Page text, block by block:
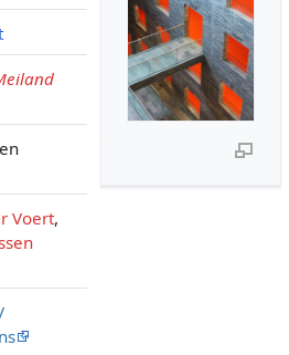
Voert,